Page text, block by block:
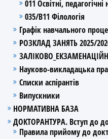
011 Освітні,
035/В11 Філологія
Графік навчального
РОЗКЛАД ЗАНЯТЬ 2025/
Науково-викладацька
Списки аспірантів
Випускники
НОРМАТИВНА БАЗА
ДОКТОРАНТУРА. Вступ до
Правила прийому до